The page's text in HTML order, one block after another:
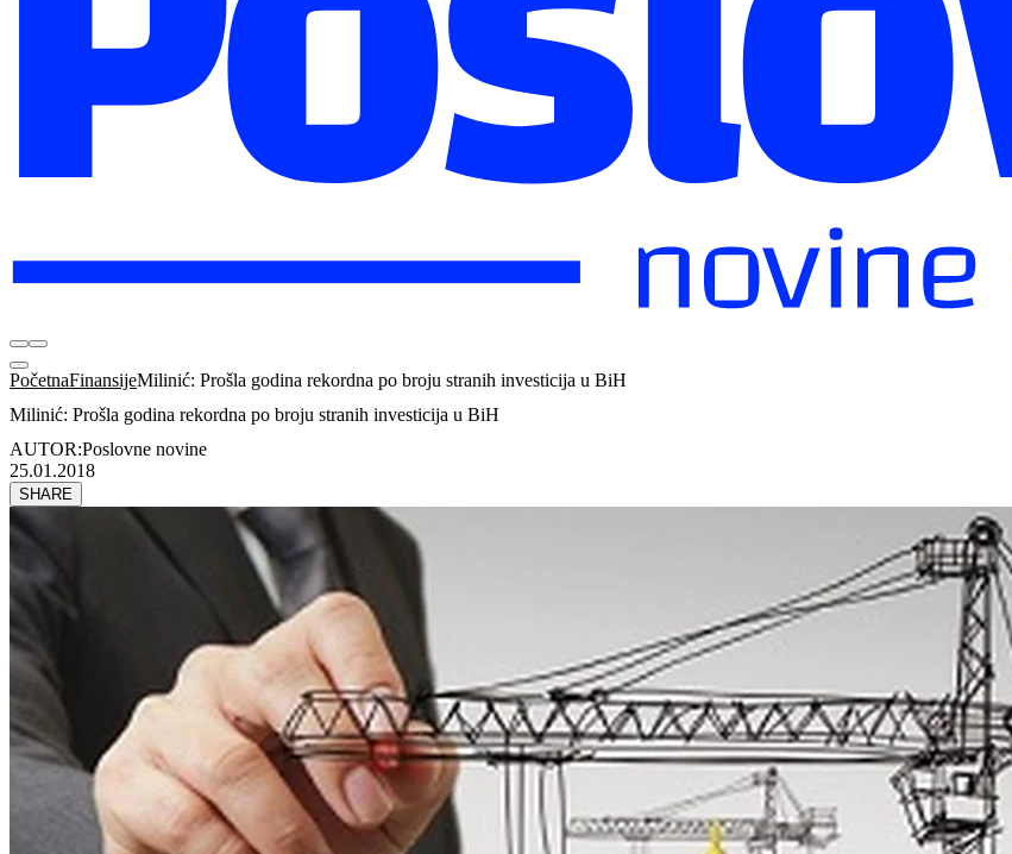
PočetnaFinansijeMilinić: Prošla godina rekordna po broju stranih investicija u BiH
Milinić: Prošla godina rekordna po broju stranih investicija u BiH
AUTOR:Poslovne novine
25.01.2018
SHARE